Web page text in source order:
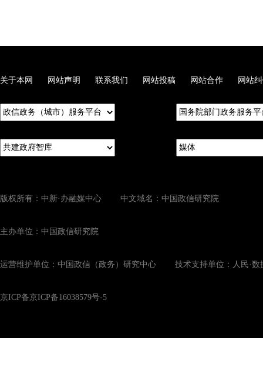
关于本网 网站声明 联系我们 网站投稿 网站合作 网站
版权所有：中新·办融媒中心 中文域名：中国政信研究院
主办单位：中国政信研究院
运营维护单位：中国政信（政务）研究中心 技术支持单位：人民·数
京ICP备京ICP备16038579号-5